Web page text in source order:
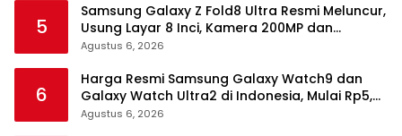
5
Samsung Galaxy Z Fold8 Ultra Resmi Meluncur,
Usung Layar 8 Inci, Kamera 200MP dan
Snapdragon 8 Elite Gen 5
Agustus 6, 2026
6
Harga Resmi Samsung Galaxy Watch9 dan
Galaxy Watch Ultra2 di Indonesia, Mulai Rp5,9
Jutaan
Agustus 6, 2026